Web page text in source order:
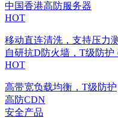
中国香港高防服务器
HOT
移动直连清洗，支持压力
自研抗D防火墙，T级防护
HOT
高带宽负载均衡，T级防护
高防CDN
安全产品